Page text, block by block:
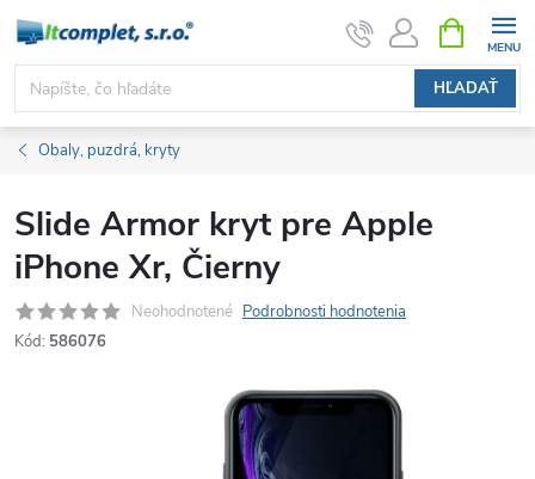
Prejsť
obsah
HĽADAŤ
KOŠÍK
Obaly, puzdrá, kryty
Slide Armor kryt pre Apple
iPhone Xr, Čierny
Neohodnotené Podrobnosti hodnotenia
Kód: 586076